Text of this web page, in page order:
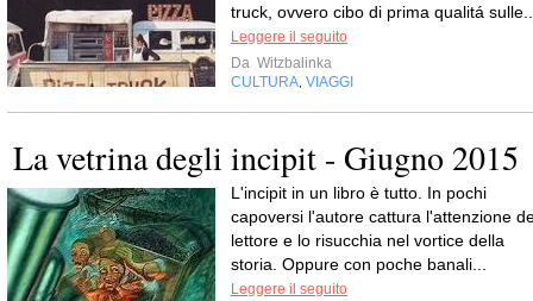
truck, ovvero cibo di prima qualitá
Leggere il seguito
Da Witzbalinka
CULTURA VIAGGI
La vetrina degli incipit - Giugno 2015
L'incipit in un libro è tutto. In pochi
capoversi l'autore cattura l'attenzione
lettore e lo risucchia nel vortice della
storia. Oppure con poche banali...
Leggere il seguito